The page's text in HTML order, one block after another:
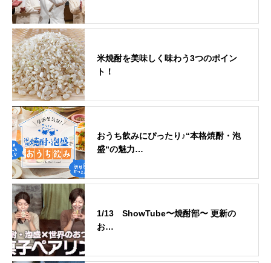
米焼酎を美味しく味わう3つのポイン
ト！
おうち飲みにぴったり♪“本格焼酎・泡
盛“の魅力…
1/13 ShowTube〜焼酎部〜 更新の
お…